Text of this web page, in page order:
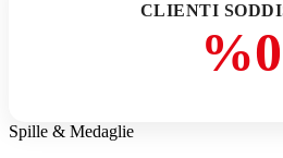
CLIENTI
%0
Spille & Medaglie